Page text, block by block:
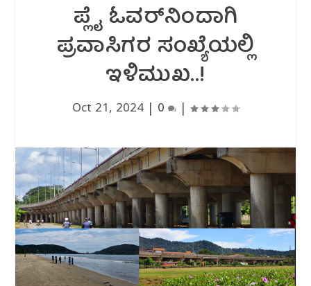
ಪ್ಲೈ ಓವರ್‌ನಿಂದಾಗಿ
ಪ್ರವಾಸಿಗರ ಸಂಖ್ಯೆಯಲ್ಲಿ
ಇಳಿಮುಖ..!
Oct 21, 2024 0